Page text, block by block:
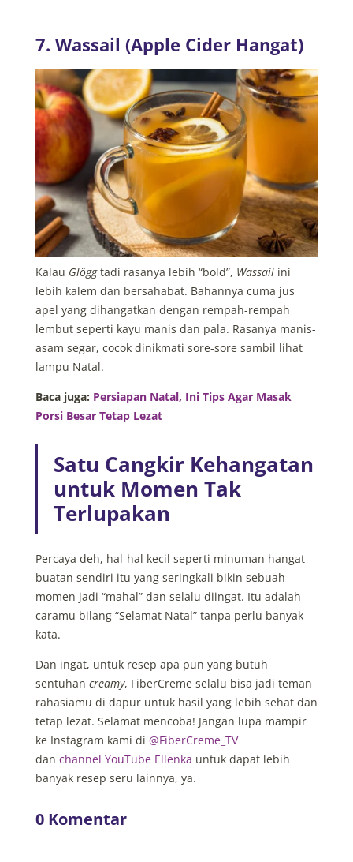
7. Wassail (Apple Cider Hangat)
Kalau Glöggtadi rasanya lebih “bold”, Wassailini
lebih kalem dan bersahabat. Bahannya cuma jus
apel yang dihangatkan dengan rempah-rempah
lembut seperti kayu manis dan pala. Rasanya manis-
asam segar, cocok dinikmati sore-sore sambil lihat
lampu Natal.
Baca juga: Persiapan Natal, Ini Tips Agar Masak
Porsi Besar Tetap Lezat
Satu Cangkir Kehangatan
untuk Momen Tak
Terlupakan
Percaya deh, hal-hal kecil seperti minuman hangat
buatan sendiri itu yang seringkali bikin sebuah
momen jadi “mahal” dan selalu diingat. Itu adalah
caramu bilang “Selamat Natal” tanpa perlu banyak
kata.
Dan ingat, untuk resep apa pun yang butuh
sentuhan creamy, FiberCreme selalu bisa jadi teman
rahasiamu di dapur untuk hasil yang lebih sehat dan
tetap lezat. Selamat mencoba! Jangan lupa mampir
ke Instagram kami di @FiberCreme_TV
dan channel YouTube Ellenka untuk dapat lebih
banyak resep seru lainnya, ya.
0 Komentar